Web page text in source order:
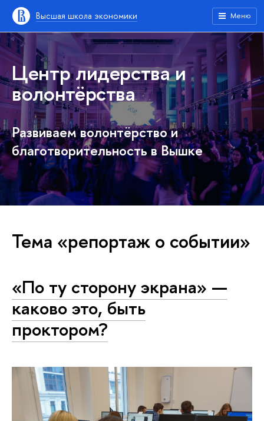
Высшая школа экономики Меню
Центр лидерства и
волонтёрства
Развиваем волонтёрство и
благотворительность в Вышке
Тема «репортаж о событии»
«По ту сторону экрана» —
каково это, быть
проктором?